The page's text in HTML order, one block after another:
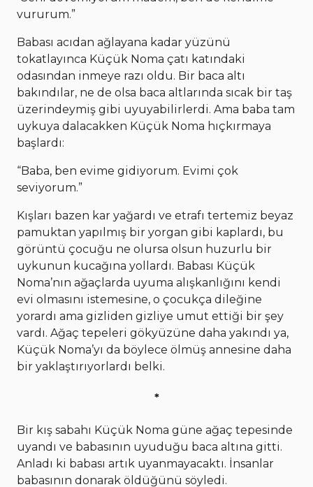
vururum.”
Babası acıdan ağlayana kadar yüzünü
tokatlayınca Küçük Noma çatı katındaki
odasından inmeye razı oldu. Bir baca altı
bakındılar, ne de olsa baca altlarında sıcak bir taş
üzerindeymiş gibi uyuyabilirlerdi. Ama baba tam
uykuya dalacakken Küçük Noma hıçkırmaya
başlardı:
“Baba, ben evime gidiyorum. Evimi çok
seviyorum.”
Kışları bazen kar yağardı ve etrafı tertemiz beyaz
pamuktan yapılmış bir yorgan gibi kaplardı, bu
görüntü çocuğu ne olursa olsun huzurlu bir
uykunun kucağına yollardı. Babası Küçük
Noma’nın ağaçlarda uyuma alışkanlığını kendi
evi olmasını istemesine, o çocukça dileğine
yorardı ama gizliden gizliye umut ettiği bir şey
vardı. Ağaç tepeleri gökyüzüne daha yakındı ya,
Küçük Noma’yı da böylece ölmüş annesine daha
bir yaklaştırıyorlardı belki.
*
Bir kış sabahı Küçük Noma güne ağaç tepesinde
uyandı ve babasının uyuduğu baca altına gitti.
Anladı ki babası artık uyanmayacaktı. İnsanlar
babasının donarak öldüğünü söyledi.